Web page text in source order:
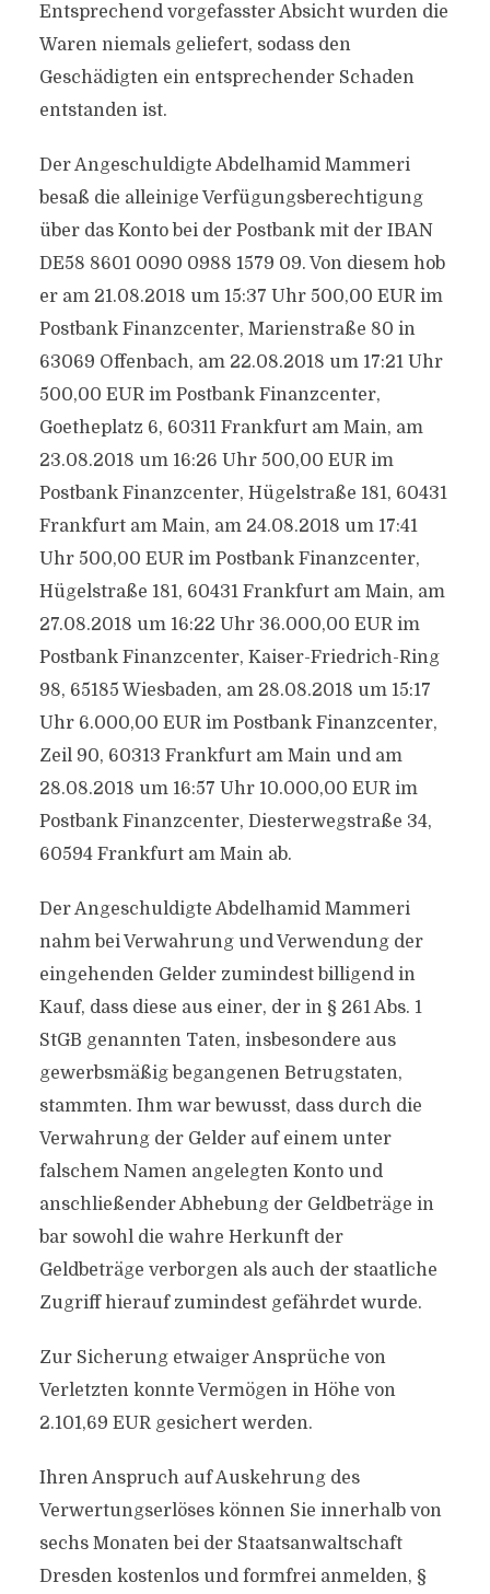
Entsprechend vorgefasster Absicht wurden die
Waren niemals geliefert, sodass den
Geschädigten ein entsprechender Schaden
entstanden ist.
Der Angeschuldigte Abdelhamid Mammeri
besaß die alleinige Verfügungsberechtigung
über das Konto bei der Postbank mit der IBAN
DE58 8601 0090 0988 1579 09. Von diesem hob
er am 21.08.2018 um 15:37 Uhr 500,00 EUR im
Postbank Finanzcenter, Marienstraße 80 in
63069 Offenbach, am 22.08.2018 um 17:21 Uhr
500,00 EUR im Postbank Finanzcenter,
Goetheplatz 6, 60311 Frankfurt am Main, am
23.08.2018 um 16:26 Uhr 500,00 EUR im
Postbank Finanzcenter, Hügelstraße 181, 60431
Frankfurt am Main, am 24.08.2018 um 17:41
Uhr 500,00 EUR im Postbank Finanzcenter,
Hügelstraße 181, 60431 Frankfurt am Main, am
27.08.2018 um 16:22 Uhr 36.000,00 EUR im
Postbank Finanzcenter, Kaiser-Friedrich-Ring
98, 65185 Wiesbaden, am 28.08.2018 um 15:17
Uhr 6.000,00 EUR im Postbank Finanzcenter,
Zeil 90, 60313 Frankfurt am Main und am
28.08.2018 um 16:57 Uhr 10.000,00 EUR im
Postbank Finanzcenter, Diesterwegstraße 34,
60594 Frankfurt am Main ab.
Der Angeschuldigte Abdelhamid Mammeri
nahm bei Verwahrung und Verwendung der
eingehenden Gelder zumindest billigend in
Kauf, dass diese aus einer, der in § 261 Abs. 1
StGB genannten Taten, insbesondere aus
gewerbsmäßig begangenen Betrugstaten,
stammten. Ihm war bewusst, dass durch die
Verwahrung der Gelder auf einem unter
falschem Namen angelegten Konto und
anschließender Abhebung der Geldbeträge in
bar sowohl die wahre Herkunft der
Geldbeträge verborgen als auch der staatliche
Zugriff hierauf zumindest gefährdet wurde.
Zur Sicherung etwaiger Ansprüche von
Verletzten konnte Vermögen in Höhe von
2.101,69 EUR gesichert werden.
Ihren Anspruch auf Auskehrung des
Verwertungserlöses können Sie innerhalb von
sechs Monaten bei der Staatsanwaltschaft
Dresden kostenlos und formfrei anmelden, §